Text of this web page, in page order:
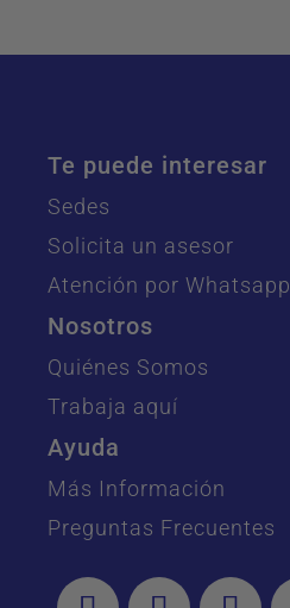
Te puede interesar
Sedes
Solicita un asesor
Atención por Whatsapp
Nosotros
Quiénes Somos
Trabaja aquí
Ayuda
Más Información
Preguntas Frecuentes